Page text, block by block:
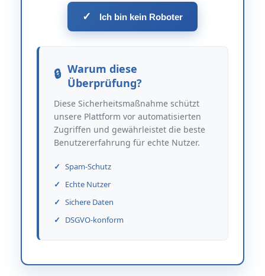
✓ Ich bin kein Roboter
Warum diese
Überprüfung?
Diese Sicherheitsmaßnahme schützt
unsere Plattform vor automatisierten
Zugriffen und gewährleistet die beste
Benutzererfahrung für echte Nutzer.
Spam-Schutz
Echte Nutzer
Sichere Daten
DSGVO-konform